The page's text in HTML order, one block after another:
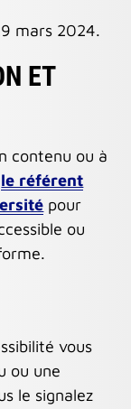
mars 2024.
ET
contenu ou à
le référent
pour
ou
vous
ou une
le signalez